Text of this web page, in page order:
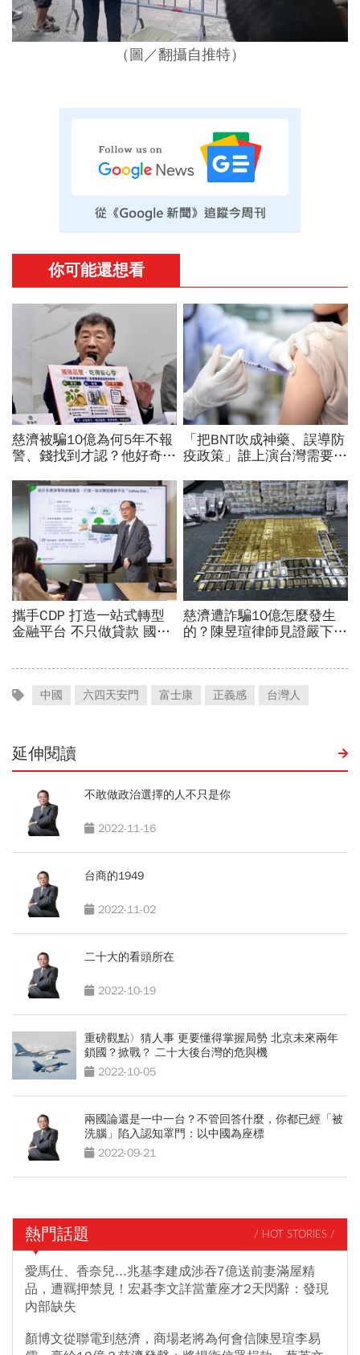
（圖／翻攝自推特）
中國 六四天安門 富士康 正義感 台灣人
延伸閱讀
不敢做政治選擇的人不只是你
2022-11-16
台商的1949
2022-11-02
二十大的看頭所在
2022-10-19
重磅觀點〉猜人事 更要懂得掌握局勢 北京未來兩年
鎖國？掀戰？ 二十大後台灣的危與機
2022-10-05
兩國論還是一中一台？不管回答什麼，你都已經「被
洗腦」陷入認知罩門：以中國為座標
2022-09-21
熱門話題 / HOT STORIES /
愛馬仕、香奈兒...兆基李建成涉吞7億送前妻滿屋精
品，遭羈押禁見！宏碁李文詳當董座才2天閃辭：發現
內部缺失
顏博文從聯電到慈濟，商場老將為何會信陳昱瑄李易